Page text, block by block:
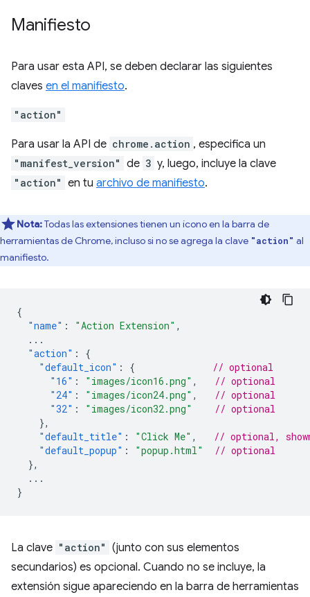
Manifiesto
Para usar esta API, se deben declarar las siguientes
claves en el manifiesto.
"action"
Para usar la API de chrome.action , especifica un
"manifest_version" de 3 y, luego, incluye la clave
"action" en tu archivo de manifiesto.
Nota:Todas las extensiones tienen un ícono en la barra de
herramientas de Chrome, incluso si no se agrega la clave "action" al
manifiesto.
{
"name" : "Action Extension" ,
...
"action" :
{
"default_icon" : {
// optional
"16" : "images/icon16.png" ,
// optional
"24" : "images/icon24.png" ,
// optional
"32" : "images/icon32.png"
// optional
},
"default_title" : "Click Me" ,
// optional,
"default_popup" : "popup.html"
// optional
},
...
}
La clave "action" (junto con sus elementos
secundarios) es opcional. Cuando no se incluye, la
extensión sigue apareciendo en la barra de herramientas